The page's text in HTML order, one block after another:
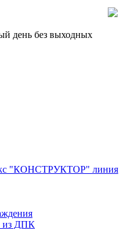
день без выходных
"КОНСТРУКТОР" линия
из ДПК